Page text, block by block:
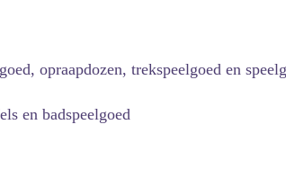
opraapdozen, trekspeelgoed en
en badspeelgoed